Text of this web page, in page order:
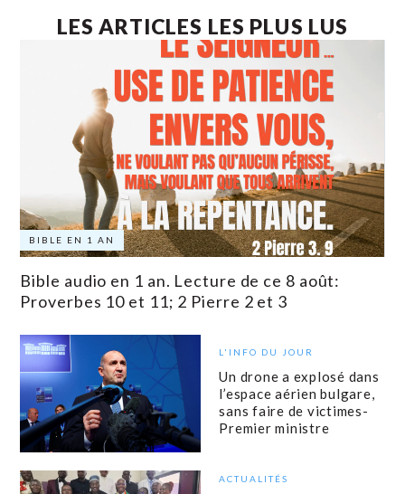
LES ARTICLES LES PLUS LUS
BIBLE EN 1 AN
Bible audio en 1 an. Lecture de ce 8 août:
Proverbes 10 et 11; 2 Pierre 2 et 3
L'INFO DU JOUR
Un drone a explosé dans
l’espace aérien bulgare,
sans faire de victimes-
Premier ministre
ACTUALITÉS